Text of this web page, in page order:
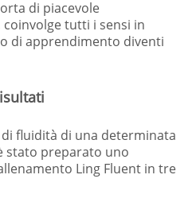
di piacevole
tutti i sensi in
di apprendimento diventi
fluidità di una determinata
stato preparato uno
Ling Fluent in tre